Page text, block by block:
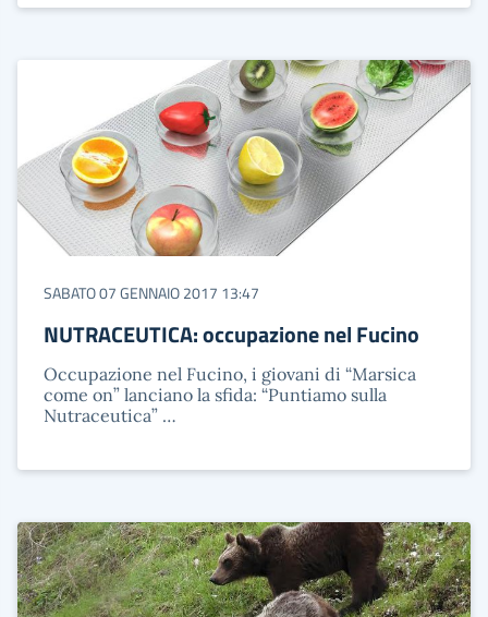
SABATO 07 GENNAIO 2017 13:47
NUTRACEUTICA: occupazione nel Fucino
Occupazione nel Fucino, i giovani di “Marsica
come on” lanciano la sfida: “Puntiamo sulla
Nutraceutica” …